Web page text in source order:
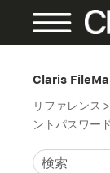
Claris
リファレンス >
ントパスワー